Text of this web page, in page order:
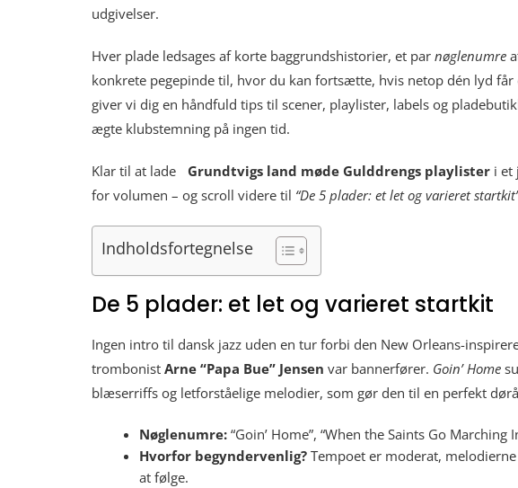
udgivelser.
Hver plade ledsages af korte baggrundshistorier, et par nøglenumre
konkrete pegepinde til, hvor du kan fortsætte, hvis netop dén lyd
giver vi dig en håndfuld tips til scener, playlister, labels og
ægte klubstemning på ingen tid.
Klar til at lade Grundtvigs land møde Gulddrengs playlister i et
for volumen – og scroll videre til “De 5 plader: et let og varieret
Indholdsfortegnelse
De 5 plader: et let og varieret startkit
Ingen intro til dansk jazz uden en tur forbi den New Orleans-
trombonist Arne “Papa Bue” Jensen var bannerfører. Goin’ Home
blæserriffs og letforståelige melodier, som gør den til en perfekt
Nøglenumre: “Goin’ Home”, “When the Saints Go Marching
Hvorfor begyndervenlig? Tempoet er moderat,
at følge.